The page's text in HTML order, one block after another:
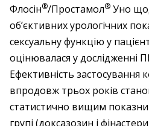
Флосін®/Простамол® Уно
об’єктивних урологічних
сексуальну функцію у
оцінювалася у дослідженні
Ефективність застосування
впродовж трьох років
статистично вищим
групі (доксазозин і